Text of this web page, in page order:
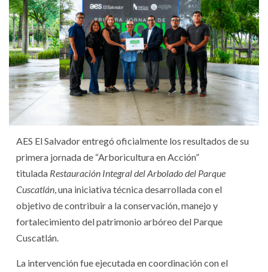
AES El Salvador entregó oficialmente los resultados de su
primera jornada de “Arboricultura en Acción”
titulada Restauración Integral del Arbolado del Parque
Cuscatlán, una iniciativa técnica desarrollada con el
objetivo de contribuir a la conservación, manejo y
fortalecimiento del patrimonio arbóreo del Parque
Cuscatlán.
La intervención fue ejecutada en coordinación con el